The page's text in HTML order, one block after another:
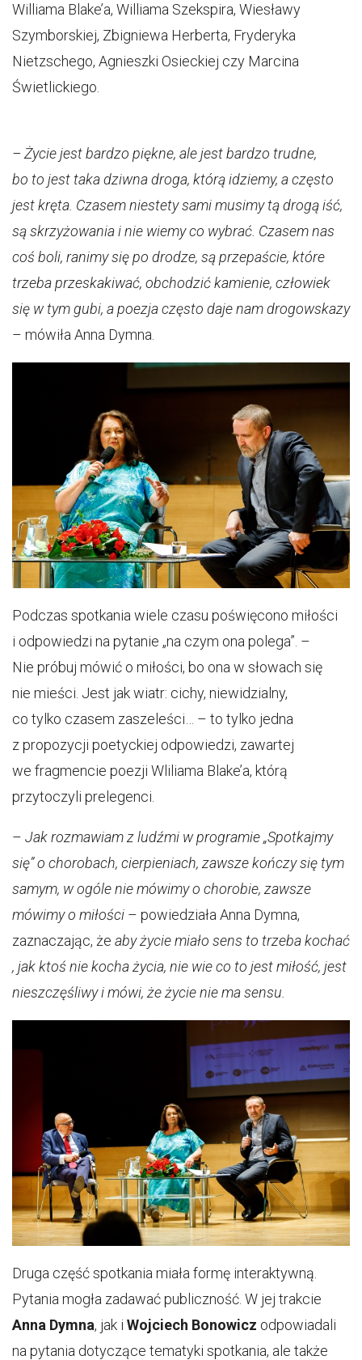
Williama Blake’a, Williama Szekspira, Wiesławy
Szymborskiej, Zbigniewa Herberta, Fryderyka
Nietzschego, Agnieszki Osieckiej czy Marcina
Świetlickiego.
– Życie jest bardzo piękne, ale jest bardzo trudne,
bo to jest taka dziwna droga, którą idziemy, a często
jest kręta. Czasem niestety sami musimy tą drogą iść,
są skrzyżowania i nie wiemy co wybrać. Czasem nas
coś boli, ranimy się po drodze, są przepaście, które
trzeba przeskakiwać, obchodzić kamienie, człowiek
się w tym gubi, a poezja często daje nam drogowskazy
– mówiła Anna Dymna.
Podczas spotkania wiele czasu poświęcono miłości
i odpowiedzi na pytanie „na czym ona polega”. –
Nie próbuj mówić o miłości, bo ona w słowach się
nie mieści. Jest jak wiatr: cichy, niewidzialny,
co tylko czasem zaszeleści… – to tylko jedna
z propozycji poetyckiej odpowiedzi, zawartej
we fragmencie poezji Wliliama Blake’a, którą
przytoczyli prelegenci.
– Jak rozmawiam z ludźmi w programie „Spotkajmy
się” o chorobach, cierpieniach, zawsze kończy się tym
samym, w ogóle nie mówimy o chorobie, zawsze
mówimy o miłości – powiedziała Anna Dymna,
zaznaczając, że aby życie miało sens to trzeba kochać
, jak ktoś nie kocha życia, nie wie co to jest miłość, jest
nieszczęśliwy i mówi, że życie nie ma sensu.
Druga część spotkania miała formę interaktywną.
Pytania mogła zadawać publiczność. W jej trakcie
Anna Dymna, jak i Wojciech Bonowicz odpowiadali
na pytania dotyczące tematyki spotkania, ale także